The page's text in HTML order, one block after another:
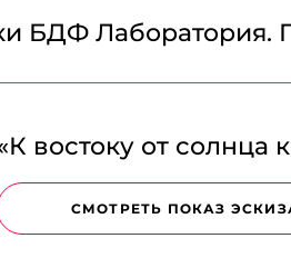
БДФ Лаборатория.
востоку от солнца
СМОТРЕТЬ ПОКАЗ